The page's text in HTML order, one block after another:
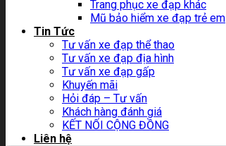
Trang phục xe đạp khác
Mũ bảo hiểm xe đạp trẻ em
Tin Tức
Tư vấn xe đạp thể thao
Tư vấn xe đạp địa hình
Tư vấn xe đạp gấp
Khuyến mãi
Hỏi đáp – Tư vấn
Khách hàng đánh giá
KẾT NỐI CỘNG ĐỒNG
Liên hệ